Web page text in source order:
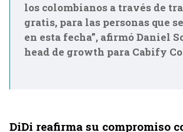
los colombianos a través de
gratis, para las personas que
en esta fecha”, afirmó Daniel
head de growth para Cabify
DiDi reafirma su compromiso